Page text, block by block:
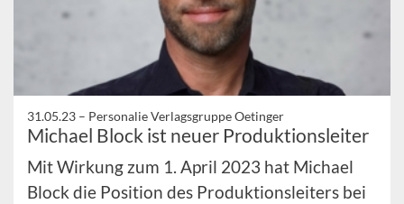
31.05.23 – Personalie Verlagsgruppe Oetinger
Michael Block ist neuer Produktionsleiter
Mit Wirkung zum 1. April 2023 hat Michael
Block die Position des Produktionsleiters bei